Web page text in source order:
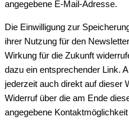
angegebene E-Mail-Adresse.
Die Einwilligung zur
ihrer Nutzung für den
Wirkung für die Zukunft
dazu ein entsprechender Link.
jederzeit auch direkt auf dieser
Widerruf über die am Ende
angegebene